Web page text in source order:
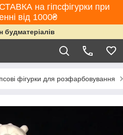
на гіпсфігурки при
від 1000₴
будматеріалів
фігурки для розфарбовування